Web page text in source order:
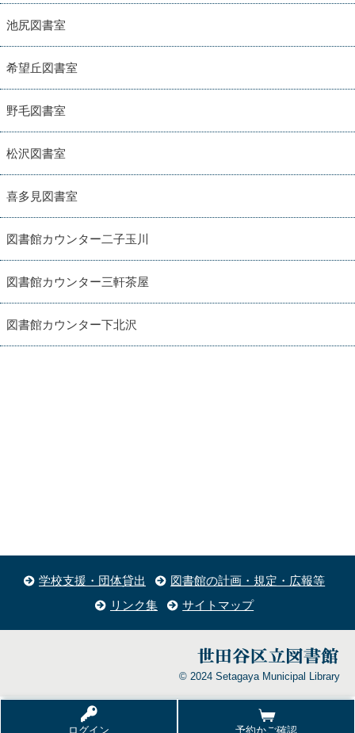
ログイン 予約かご確認
池尻図書室
希望丘図書室
野毛図書室
松沢図書室
喜多見図書室
図書館カウンター二子玉川
図書館カウンター三軒茶屋
図書館カウンター下北沢
学校支援・団体貸出
図書館の計画・規定・広報等
リンク集
サイトマップ
© 2024 Setagaya Municipal Library